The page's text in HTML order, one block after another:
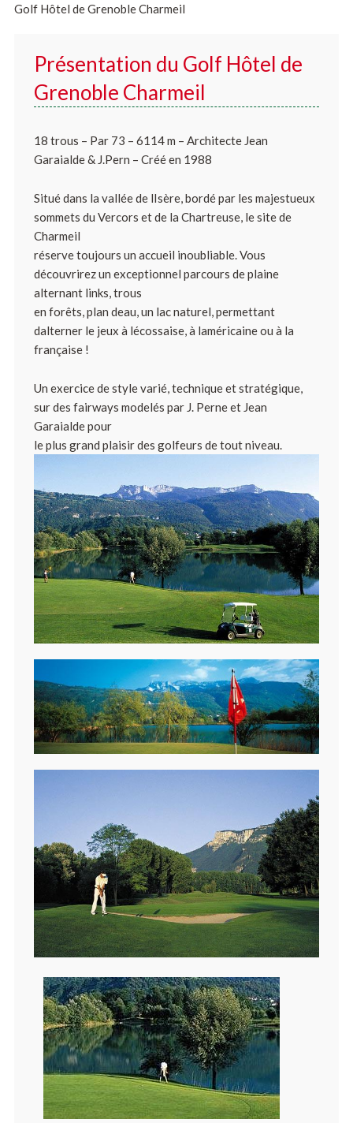
Golf Hôtel de Grenoble Charmeil
Présentation du Golf Hôtel de
Grenoble Charmeil
18 trous – Par 73 – 6114 m – Architecte Jean
Garaialde & J.Pern – Créé en 1988
Situé dans la vallée de lIsère, bordé par les majestueux
sommets du Vercors et de la Chartreuse, le site de
Charmeil
réserve toujours un accueil inoubliable. Vous
découvrirez un exceptionnel parcours de plaine
alternant links, trous
en forêts, plan deau, un lac naturel, permettant
dalterner le jeux à lécossaise, à laméricaine ou à la
française !
Un exercice de style varié, technique et stratégique,
sur des fairways modelés par J. Perne et Jean
Garaialde pour
le plus grand plaisir des golfeurs de tout niveau.